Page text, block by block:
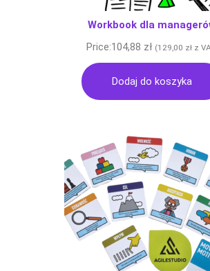
Workbook dla
Price:104,88 zł (129,00 złz
Dodaj do koszyka